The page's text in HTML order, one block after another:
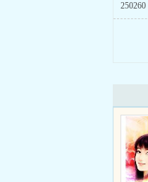
250260